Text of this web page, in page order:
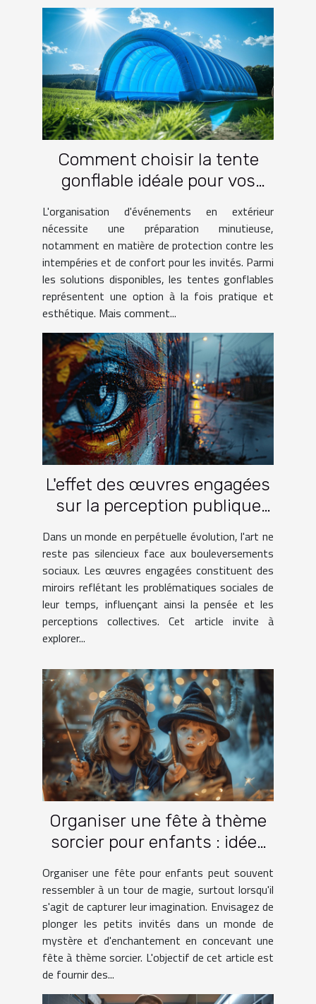
Comment choisir la tente
gonflable idéale pour vos
événements
L'organisation d'événements en extérieur
nécessite une préparation minutieuse,
notamment en matière de protection contre les
intempéries et de confort pour les invités. Parmi
les solutions disponibles, les tentes gonflables
représentent une option à la fois pratique et
esthétique. Mais comment...
L'effet des œuvres engagées
sur la perception publique
Dans un monde en perpétuelle évolution, l'art ne
reste pas silencieux face aux bouleversements
sociaux. Les œuvres engagées constituent des
miroirs reflétant les problématiques sociales de
leur temps, influençant ainsi la pensée et les
perceptions collectives. Cet article invite à
explorer...
Organiser une fête à thème
sorcier pour enfants : idées
Organiser une fête pour enfants peut souvent
ressembler à un tour de magie, surtout lorsqu'il
s'agit de capturer leur imagination. Envisagez de
plonger les petits invités dans un monde de
mystère et d'enchantement en concevant une
fête à thème sorcier. L'objectif de cet article est
de fournir des...